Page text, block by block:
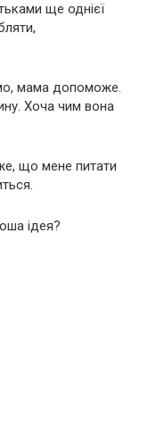
ще однієї
мама допоможе.
Хоча чим вона
що мене питати
ідея?